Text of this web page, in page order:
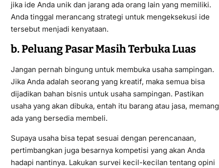
jika ide Anda unik dan jarang ada orang lain yang memiliki.
Anda tinggal merancang strategi untuk mengeksekusi ide
tersebut menjadi kenyataan.
b. Peluang Pasar Masih Terbuka Luas
Jangan pernah bingung untuk membuka usaha sampingan.
Jika Anda adalah seorang yang kreatif, maka semua bisa
dijadikan bahan bisnis untuk usaha sampingan. Pastikan
usaha yang akan dibuka, entah itu barang atau jasa, memang
ada yang bersedia membeli.
Supaya usaha bisa tepat sesuai dengan perencanaan,
pertimbangkan juga besarnya kompetisi yang akan Anda
hadapi nantinya. Lakukan survei kecil-kecilan tentang opini